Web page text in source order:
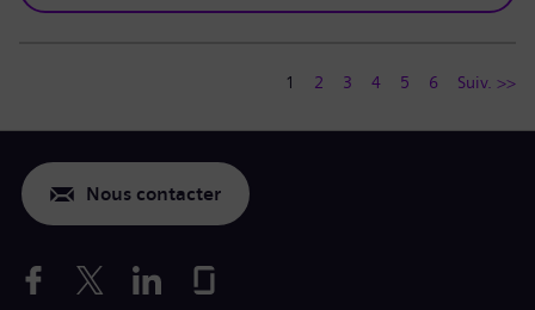
1 2 3 4 5 6 Suiv. >>
Nous contacter